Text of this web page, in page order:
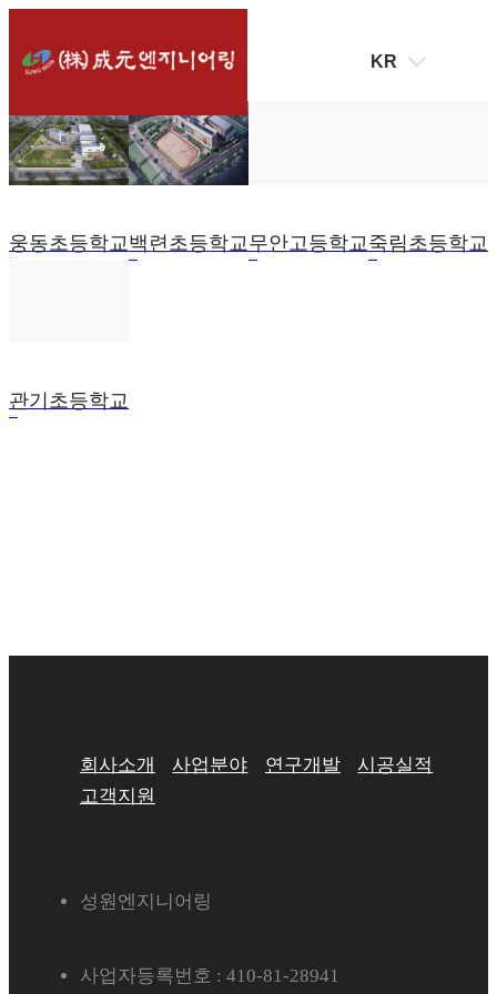
KR
웅동초등학교 백련초등학교 무안고등학교 죽림초등학교
관기초등학교
회사소개 사업분야 연구개발
시공실적
고객지원
성원엔지니어링
사업자등록번호 : 410-81-28941